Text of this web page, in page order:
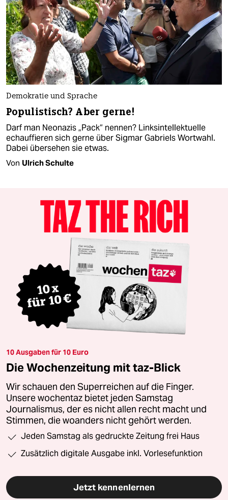
Demokratie und Sprache
Populistisch? Aber gerne!
Darf man Neonazis „Pack“ nennen? Linksintellektuelle
echauffieren sich gerne über Sigmar Gabriels Wortwahl.
Dabei übersehen sie etwas.
Von Ulrich Schulte
10 Ausgaben für 10 Euro
Die Wochenzeitung mit taz-Blick
Wir schauen den Superreichen auf die Finger.
Unsere wochentaz bietet jeden Samstag
Journalismus, der es nicht allen recht macht und
Stimmen, die woanders nicht gehört werden.
Jeden Samstag als gedruckte Zeitung frei Haus
Zusätzlich digitale Ausgabe inkl. Vorlesefunktion
Jetzt kennenlernen